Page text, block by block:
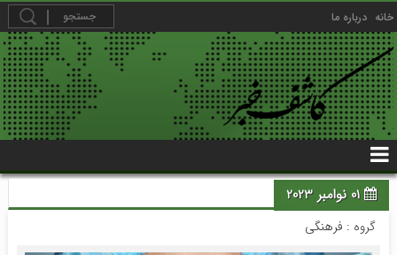
خانه درباره ما
01 نوامبر 2023
گروه : فرهنگی